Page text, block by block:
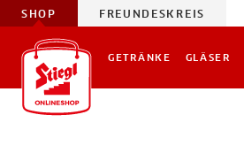
SHOP FREUNDESKREIS
GETRÄNKE GLÄSER